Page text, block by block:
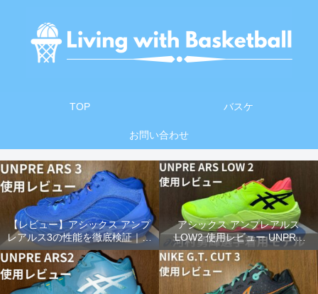
TOP バスケ
お問い合わせ
【レビュー】アシックス アンプ
レアルス3の性能を徹底検証｜前
作との違い＆おすすめポイント
まとめ
アシックス アンプレアルス
LOW2 使用レビュー UNPRE
ARS LOW 2 【河村勇輝選手着用
モデル】